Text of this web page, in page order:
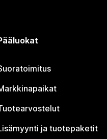
ja tuotepaketit